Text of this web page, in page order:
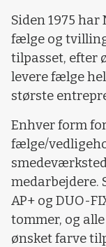
Siden 1975
fælge og
tilpasset, efter
levere fælge
største
Enhver form
fælge/
medarbejdere.
AP+ og DUO-
tommer, og
ønsket farve